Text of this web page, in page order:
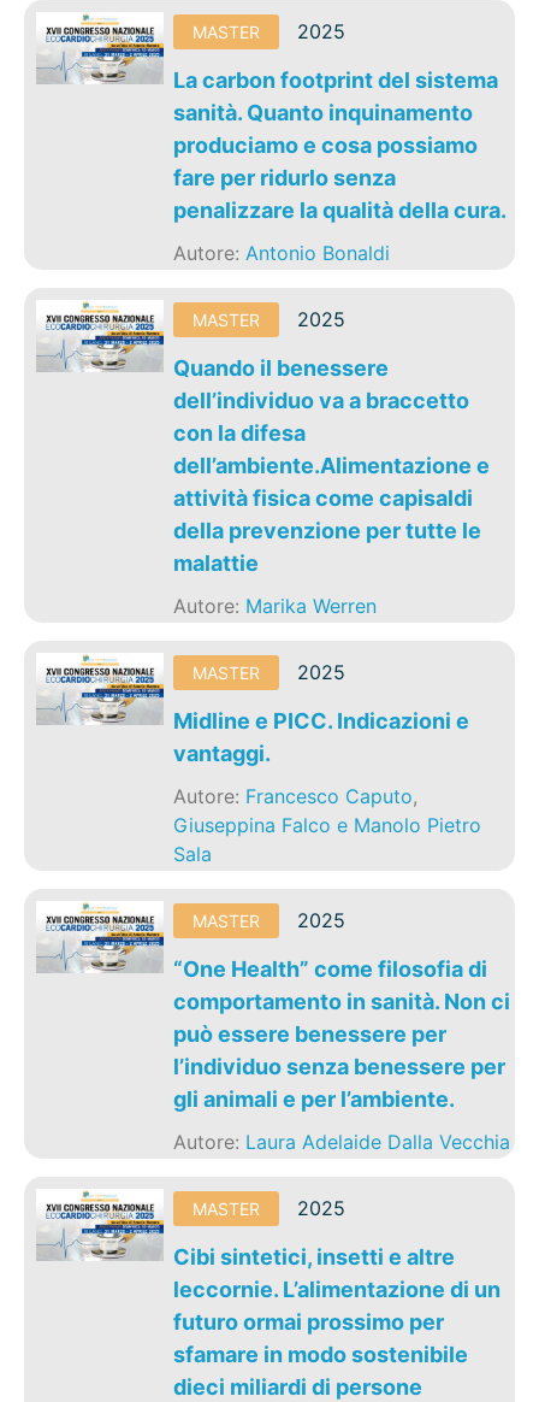
MASTER 2025
La carbon footprint del sistema
sanità. Quanto inquinamento
produciamo e cosa possiamo
fare per ridurlo senza
penalizzare la qualità della cura.
Autore:Antonio Bonaldi
MASTER 2025
Quando il benessere
dell’individuo va a braccetto
con la difesa
dell’ambiente.Alimentazione e
attività fisica come capisaldi
della prevenzione per tutte le
malattie
Autore: Marika Werren
MASTER 2025
Midline e PICC. Indicazioni e
vantaggi.
Autore: Francesco Caputo,
Giuseppina Falco e Manolo Pietro
Sala
MASTER 2025
“One Health” come filosofia di
comportamento in sanità. Non ci
può essere benessere per
l’individuo senza benessere per
gli animali e per l’ambiente.
Autore: Laura Adelaide Dalla Vecchia
MASTER 2025
Cibi sintetici, insetti e altre
leccornie. L’alimentazione di un
futuro ormai prossimo per
sfamare in modo sostenibile
dieci miliardi di persone